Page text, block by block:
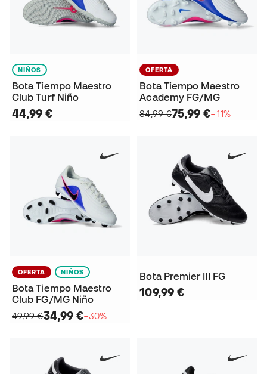
NIÑOS
Bota Tiempo Maestro
Club Turf Niño
44,99 €
OFERTA
Bota Tiempo Maestro
Academy FG/MG
84,99 €75,99 €−11%
OFERTA NIÑOS
Bota Tiempo Maestro
Club FG/MG Niño
49,99 €34,99 €−30%
Bota Premier III FG
109,99 €